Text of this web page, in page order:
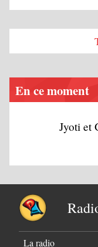
En ce moment
Jyoti et
La radio